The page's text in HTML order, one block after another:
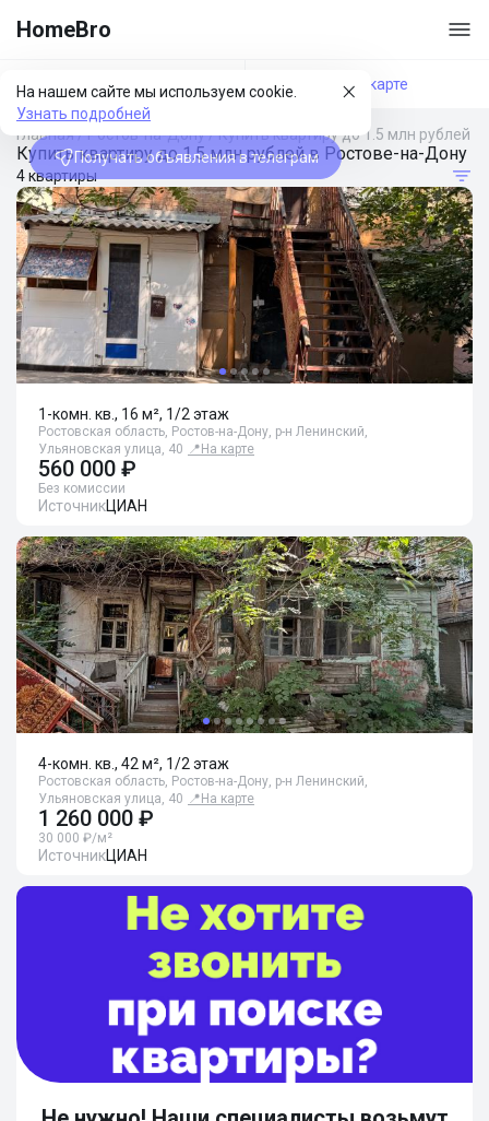
HomeBro
На нашем сайте мы используем cookie.
Узнать подробней
Получать объявления в телеграм
Фильтры На карте
Главная/Ростов-на-Дону/Купить квартиру до 1.5 млн рублей
Купить квартиру до 1.5 млн рублей в Ростове-на-Дону
4 квартиры
1-комн. кв., 16 м², 1/2 этаж
Ростовская область, Ростов-на-Дону, р-н Ленинский,
Ульяновская улица, 40 📍 На карте
560 000 ₽
Без комиссии
ИсточникЦИАН
4-комн. кв., 42 м², 1/2 этаж
Ростовская область, Ростов-на-Дону, р-н Ленинский,
Ульяновская улица, 40 📍 На карте
1 260 000 ₽
30 000 ₽/м²
ИсточникЦИАН